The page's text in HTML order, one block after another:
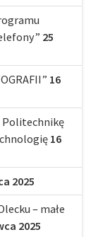
25
16
Politechnikę
16
2025
– małe
2025